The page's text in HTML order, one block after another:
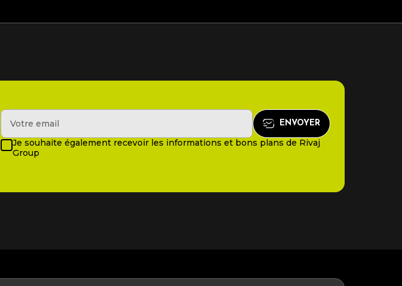
Je souhaite également recevoir les informations et bons plans de Rivaj
Group